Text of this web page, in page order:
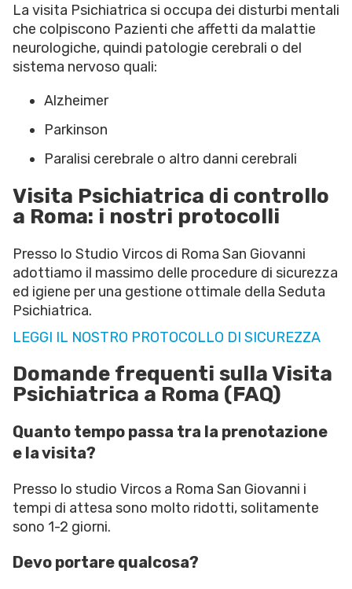
La visita Psichiatrica si occupa dei disturbi mentali
che colpiscono Pazienti che affetti da malattie
neurologiche, quindi patologie cerebrali o del
sistema nervoso quali:
Alzheimer
Parkinson
Paralisi cerebrale o altro danni cerebrali
Visita Psichiatrica di controllo
a Roma: i nostri protocolli
Presso lo Studio Vircos di Roma San Giovanni
adottiamo il massimo delle procedure di sicurezza
ed igiene per una gestione ottimale della Seduta
Psichiatrica.
LEGGI IL NOSTRO PROTOCOLLO DI SICUREZZA
Domande frequenti sulla Visita
Psichiatrica a Roma (FAQ)
Quanto tempo passa tra la prenotazione
e la visita?
Presso lo studio Vircos a Roma San Giovanni i
tempi di attesa sono molto ridotti, solitamente
sono 1-2 giorni.
Devo portare qualcosa?